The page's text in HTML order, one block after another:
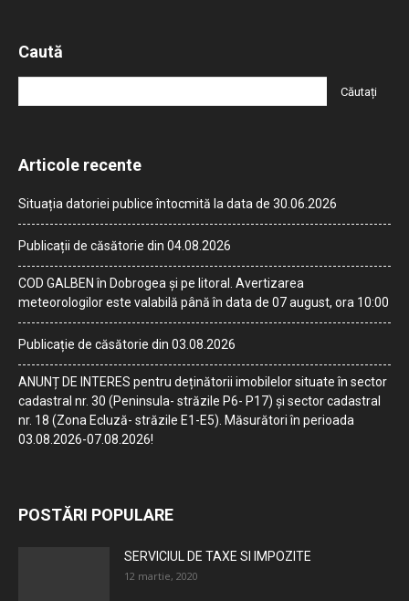
Caută
Articole recente
Situația datoriei publice întocmită la data de 30.06.2026
Publicații de căsătorie din 04.08.2026
COD GALBEN în Dobrogea și pe litoral. Avertizarea
meteorologilor este valabilă până în data de 07 august, ora 10:00
Publicație de căsătorie din 03.08.2026
ANUNȚ DE INTERES pentru deținătorii imobilelor situate în sector
cadastral nr. 30 (Peninsula- străzile P6- P17) și sector cadastral
nr. 18 (Zona Ecluză- străzile E1-E5). Măsurători în perioada
03.08.2026-07.08.2026!
POSTĂRI POPULARE
SERVICIUL DE TAXE SI IMPOZITE
12 martie, 2020